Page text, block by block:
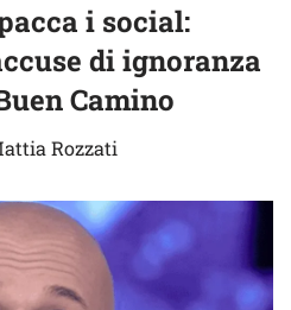
i social:
di ignoranza
Camino
Rozzati